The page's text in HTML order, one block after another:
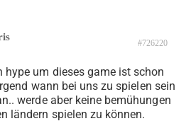
#726220
um dieses game ist schon
wann bei uns zu spielen sein
werde aber keine bemühungen
ländern spielen zu können.